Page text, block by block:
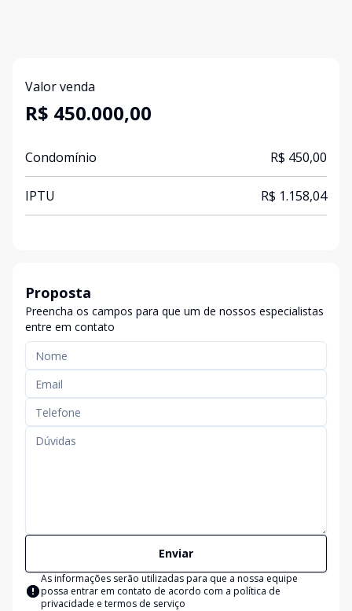
Valor venda
R$ 450.000,00
Condomínio R$ 450,00
IPTU R$ 1.158,04
Proposta
Preencha os campos para que um de nossos especialistas
entre em contato
Enviar
As informações serão utilizadas para que a nossa equipe
possa entrar em contato de acordo com a política de
privacidade e termos de serviço